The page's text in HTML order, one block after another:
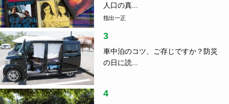
人口の真...
指出一正
3
車中泊のコツ、ご存じですか？防災
の日に読...
4